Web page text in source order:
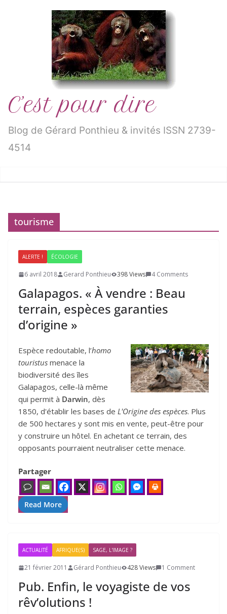
C’est pour dire
Blog de Gérard Ponthieu & invités ISSN 2739-
4514
tourisme
ALERTE ! ÉCOLOGIE
6 avril 2018 Gerard Ponthieu 398 Views 4 Comments
Galapagos. « À vendre : Beau
terrain, espèces garanties
d’origine »
Espèce redoutable, l’homo
touristus menace la
biodiversité des îles
Galapagos, celle-là même
qui permit à Darwin, dès
1850, d'établir les bases de L'Origine des espèces. Plus
de 500 hectares y sont mis en vente, peut-être pour
y construire un hôtel. En achetant ce terrain, des
opposants pourraient neutraliser cette menace.
Partager
Read More
ACTUALITÉ AFRIQUE(S) SAGE, L'IMAGE ?
21 février 2011 Gérard Ponthieu 428 Views 1 Comment
Pub. Enfin, le voyagiste de vos
rêv’olutions !